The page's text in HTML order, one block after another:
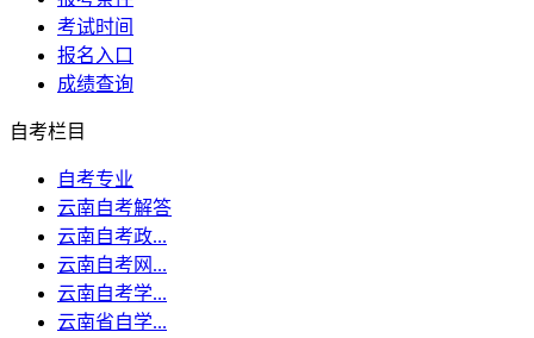
考试时间
报名入口
成绩查询
自考栏目
自考专业
云南自考解答
云南自考政...
云南自考网...
云南自考学...
云南省自学...